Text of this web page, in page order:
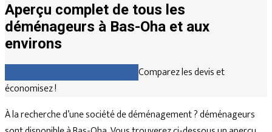
Aperçu complet de tous les
déménageurs à Bas-Oha et aux
environs
Comparez les devis et
économisez !
À la recherche d’une société de déménagement ? déménageurs